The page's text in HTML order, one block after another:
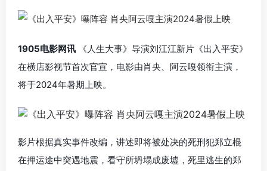
1905电影网讯 《人生大事》导演刘江江新片《出入平安》
在横店影视节首次官宣，电影由肖央、阿云嘎领衔主演，
将于2024年暑期上映。
影片根据真实事件改编，讲述即将被处决的死刑犯郑立棍
在押运途中突遇地震，看守所坍塌成废墟，死里逃生的郑